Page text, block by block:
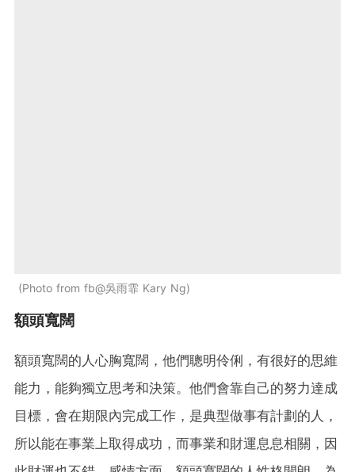
Photo from fb@吳雨霏 Kary Ng
額頭寬闊
額頭寬闊的人心胸寬闊，他們聰明伶俐，有很好的思維
能力，能夠獨立思考和決策。他們會靠自己的努力達成
目標，會在期限內完成工作，是典型做事有計劃的人，
所以能在事業上取得成功，而事業和財運息息相關，因